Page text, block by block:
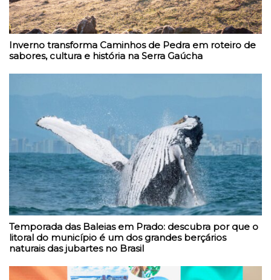
Inverno transforma Caminhos de Pedra em roteiro de
sabores, cultura e história na Serra Gaúcha
Temporada das Baleias em Prado: descubra por que o
litoral do município é um dos grandes berçários
naturais das jubartes no Brasil